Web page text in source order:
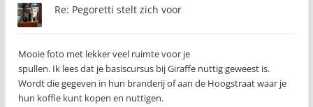
Re: Pegoretti stelt zich voor
Mooie foto met lekker veel ruimte voor je
spullen. Ik lees dat je basiscursus bij Giraffe nuttig geweest is.
Wordt die gegeven in hun branderij of aan de Hoogstraat waar je
hun koffie kunt kopen en nuttigen.